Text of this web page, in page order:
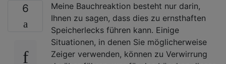
6
Meine Bauchreaktion besteht nur darin,
Ihnen zu sagen, dass dies zu ernsthaften
Speicherlecks führen kann. Einige
Situationen, in denen Sie möglicherweise
Zeiger verwenden, können zu Verwirrung